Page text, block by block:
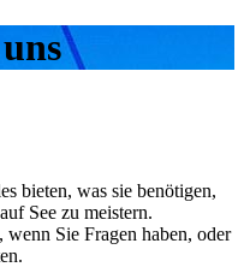
bieten, was sie benötigen,
See zu meistern.
wenn Sie Fragen haben, oder